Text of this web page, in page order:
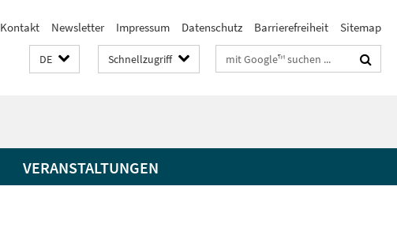
Kontakt Newsletter Impressum Datenschutz Barrierefreiheit Sitemap
DE Schnellzugriff Suchbegriffe
VERANSTALTUNGEN